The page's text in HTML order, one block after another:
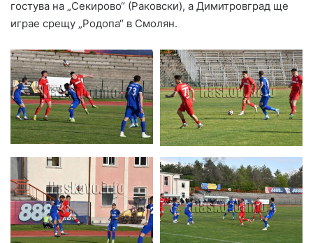
гостува на „Секирово“ (Раковски), а Димитровград ще
играе срещу „Родопа“ в Смолян.